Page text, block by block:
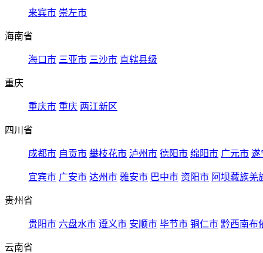
来宾市 崇左市
海南省
海口市 三亚市 三沙市 直辖县级
重庆
重庆市 重庆 两江新区
四川省
成都市 自贡市 攀枝花市 泸州市 德阳市 绵阳市 广元市 遂
宜宾市 广安市 达州市 雅安市 巴中市 资阳市 阿坝藏族羌
贵州省
贵阳市 六盘水市 遵义市 安顺市 毕节市 铜仁市 黔西南布
云南省